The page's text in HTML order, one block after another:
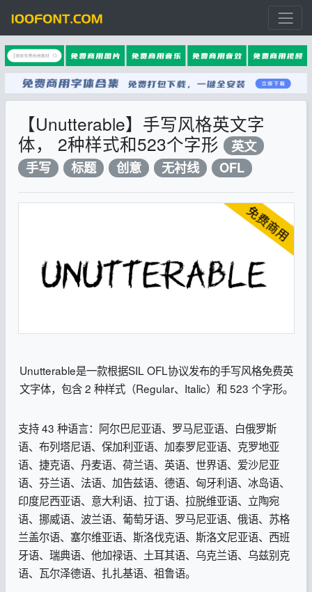
【Unutterable】手写风格英文字
体， 2种样式和523个字形
英文
手写
标题 创意 无衬线 OFL
Unutterable是一款根据SIL OFL协议发布的手写风格免费英
文字体，包含 2 种样式（Regular、Italic）和 523 个字形。
支持 43 种语言：阿尔巴尼亚语、罗马尼亚语、白俄罗斯
语、布列塔尼语、保加利亚语、加泰罗尼亚语、克罗地亚
语、捷克语、丹麦语、荷兰语、英语、世界语、爱沙尼亚
语、芬兰语、法语、加告兹语、德语、匈牙利语、冰岛语、
印度尼西亚语、意大利语、拉丁语、拉脱维亚语、立陶宛
语、挪威语、波兰语、葡萄牙语、罗马尼亚语、俄语、苏格
兰盖尔语、塞尔维亚语、斯洛伐克语、斯洛文尼亚语、西班
牙语、瑞典语、他加禄语、土耳其语、乌克兰语、乌兹别克
语、瓦尔泽德语、扎扎基语、祖鲁语。